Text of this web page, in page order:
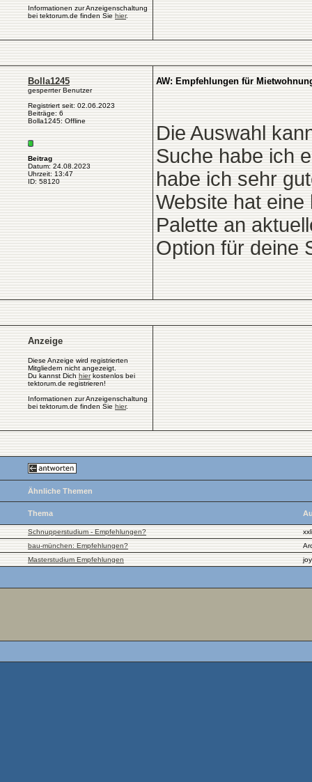
Informationen zur Anzeigenschaltung
bei tektorum.de finden Sie hier.
Bolla1245
gesperrter Benutzer
Registriert seit: 02.06.2023
Beiträge: 6
Bolla1245: Offline
Beitrag
Datum: 24.08.2023
Uhrzeit: 13:47
ID: 58120
AW: Empfehlungen für
Die Auswahl
Suche habe ich
habe ich sehr
Website hat
Palette an
Option für deine
Anzeige
Diese Anzeige wird registrierten
Mitgliedern nicht angezeigt.
Du kannst Dich hierkostenlos bei
tektorum.de registrieren!
Informationen zur Anzeigenschaltung
bei tektorum.de finden Sie hier.
Ähnliche Themen
Thema
Schnupperstudium - Empfehlungen?
bau-münchen: Empfehlungen?
Masterstudium Empfehlungen